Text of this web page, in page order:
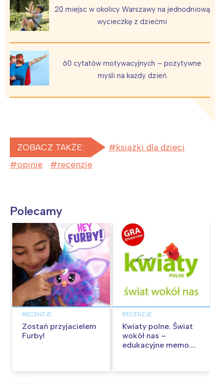
20 miejsc w okolicy Warszawy na jednodniową
wycieczkę z dziećmi
60 cytatów motywacyjnych – pozytywne
myśli na każdy dzień
ZOBACZ TAKŻE:
książki dla dzieci
opinie
recenzje
Polecamy
RECENZJE
Zostań przyjacielem
Furby!
RECENZJE
Kwiaty polne. Świat
wokół nas –
edukacyjne memo.